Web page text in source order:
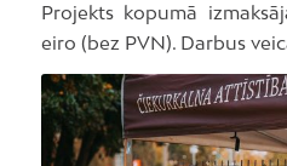
Projekts kopumā
eiro (bez PVN). Darbus